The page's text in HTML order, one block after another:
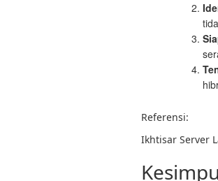
Referensi:
Ikhtisar Server